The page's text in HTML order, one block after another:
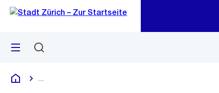
Navigation
Sprunglink
Menü
Deutsch